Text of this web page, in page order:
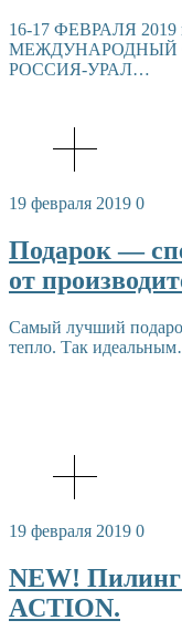
16-17 ФЕВРАЛЯ
МЕЖДУНАРОДНЫЙ
РОССИЯ-УРАЛ…
19 февраля 2019 0
Подарок —
от
Самый лучший
тепло. Так
19 февраля 2019 0
NEW!
ACTION.